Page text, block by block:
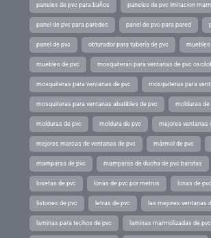
paneles de pvc para baños paneles de pvc imitacion
panel de pvc para paredes panel de pvc para pared
panel de pvc obturador para tubería de pvc muebles
muebles de pvc mosquiteras para ventanas de pvc
mosquiteras para ventanas de pvc mosquiteras para
mosquiteras para ventanas abatibles de pvc molduras de
molduras de pvc moldura de pvc mejores ventanas
mejores marcas de ventanas de pvc mármol de pvc
mamparas de pvc mamparas de ducha de pvc baratas
losetas de pvc lonas de pvc por metros lonas de pvc
listones de pvc letras de pvc las mejores ventanas
laminas para techos de pvc laminas marmolizadas de pvc